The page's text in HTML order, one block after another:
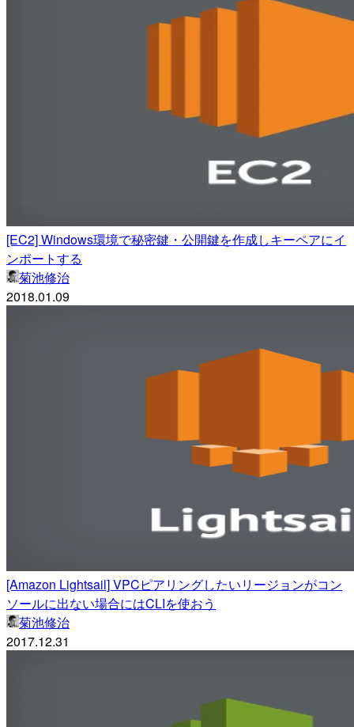
[EC2] Windows環境で秘密鍵・公開鍵を作成しキーペアにイ
ンポートする
菊池修治
2018.01.09
[Amazon Lightsail] VPCピアリングしたいリージョンがコン
ソールに出ない場合にはCLIを使おう
菊池修治
2017.12.31